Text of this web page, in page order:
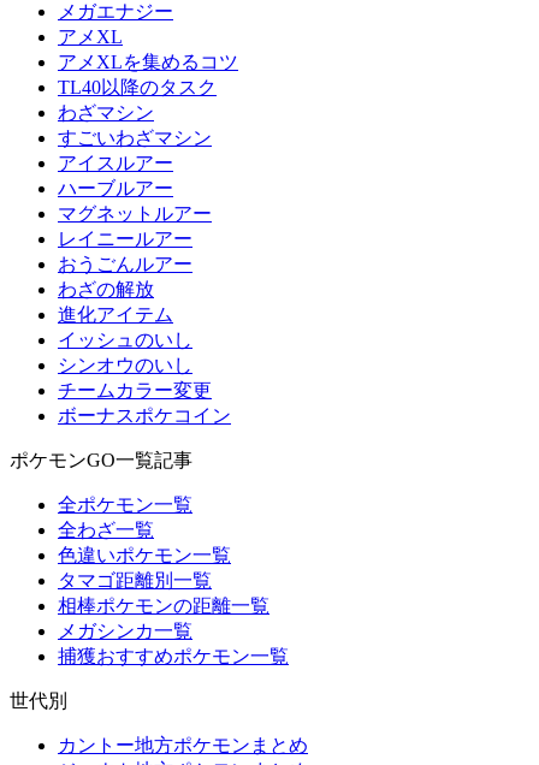
メガエナジー
アメXL
アメXLを集めるコツ
TL40以降のタスク
わざマシン
すごいわざマシン
アイスルアー
ハーブルアー
マグネットルアー
レイニールアー
おうごんルアー
わざの解放
進化アイテム
イッシュのいし
シンオウのいし
チームカラー変更
ボーナスポケコイン
ポケモンGO一覧記事
全ポケモン一覧
全わざ一覧
色違いポケモン一覧
タマゴ距離別一覧
相棒ポケモンの距離一覧
メガシンカ一覧
捕獲おすすめポケモン一覧
世代別
カントー地方ポケモンまとめ